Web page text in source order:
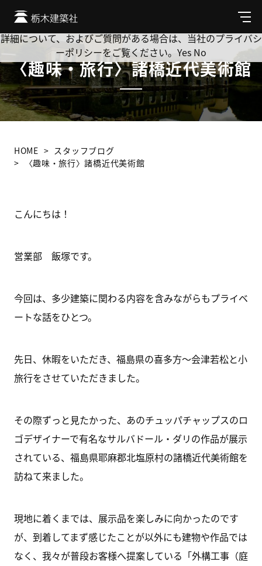
メ
ニ
ュ
〈趣味・旅行〉諸橋近代美術館
HOME
スタッフブログ
〈趣味・旅行〉諸橋近代美術館
こんにちは！
営業部 飯塚です。
今回は、多少建築に関わる内容を含みながらもプライベ
ートな話をひとつ。
先日、休暇をいただき、福島県の喜多方～会津若松と小
旅行をさせていただきました。
その際ずっと見たかった、あのチュッパチャップスのロ
ゴデザイナーで有名なサルバドール・ダリの作品が展示
されている、福島県耶麻郡北塩原村の諸橋近代美術館を
訪ねて来ました。
現地に着くまでは、展示品を楽しみに向かったのです
が、到着してまず感じたことが以外にも建物や作品では
なく、我々が普段お客様へ提案している「外構工事（庭
Cookie を使用して、お客様の活動を追跡してもよろしいです
か? 当社ではお客様のプライバシーを極めて重視しています。
詳細について、およびご質問がある場合は、当社のプライバシ
ーポリシーをご覧ください。 Yes No